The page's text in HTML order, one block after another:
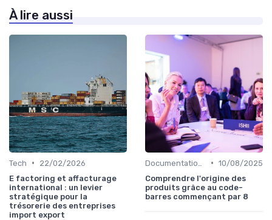
À lire aussi
Tech •
22/02/2026
E factoring et affacturage
international : un levier
stratégique pour la
trésorerie des entreprises
import export
• 10/08/2025
Comprendre l'origine des
produits grâce au code-
barres commençant par 8